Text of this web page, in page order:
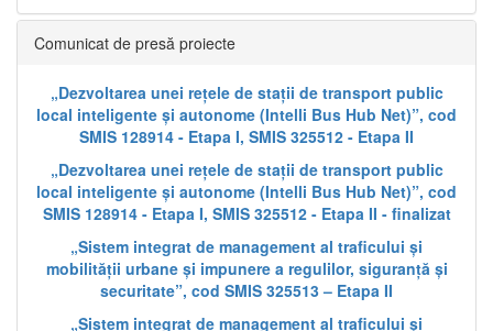
Comunicat de presă proiecte
„Dezvoltarea unei rețele de stații de transport public
local inteligente și autonome (Intelli Bus Hub Net)”, cod
SMIS 128914 - Etapa I, SMIS 325512 - Etapa II
„Dezvoltarea unei rețele de stații de transport public
local inteligente și autonome (Intelli Bus Hub Net)”, cod
SMIS 128914 - Etapa I, SMIS 325512 - Etapa II - finalizat
„Sistem integrat de management al traficului și
mobilității urbane și impunere a regulilor, siguranță și
securitate”, cod SMIS 325513 – Etapa II
„Sistem integrat de management al traficului și